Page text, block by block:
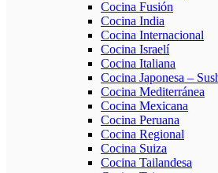
Cocina Fusión
Cocina India
Cocina Internacional
Cocina Israelí
Cocina Italiana
Cocina Japonesa –
Cocina Mediterránea
Cocina Mexicana
Cocina Peruana
Cocina Regional
Cocina Suiza
Cocina Tailandesa